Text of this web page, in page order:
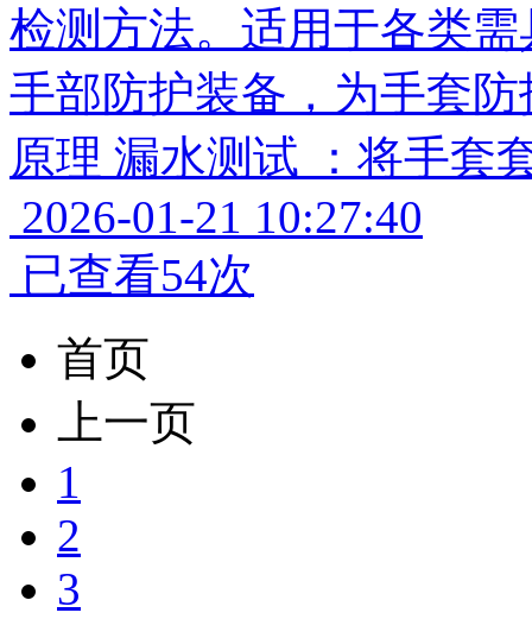
检测方法。适用于各类
手部防护装备，为手套
原理 漏水测试 ：将手套
2026-01-21 10:27:40
已查看54次
首页
上一页
1
2
3